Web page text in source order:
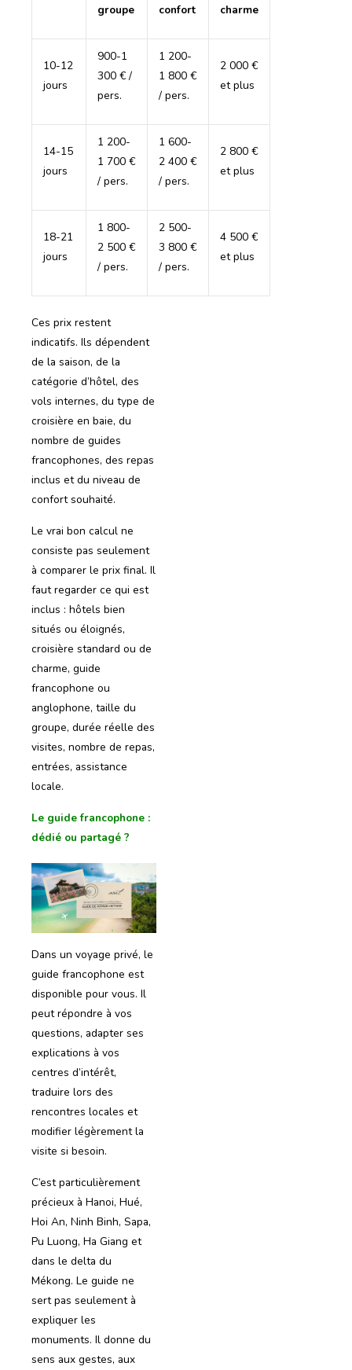
groupe confort charme
10-12
jours
900-1
300 € /
pers.
1 200-
1 800 €
/ pers.
2 000 €
et plus
14-15
jours
1 200-
1 700 €
/ pers.
1 600-
2 400 €
/ pers.
2 800 €
et plus
18-21
jours
1 800-
2 500 €
/ pers.
2 500-
3 800 €
/ pers.
4 500 €
et plus
Ces prix restent
indicatifs. Ils dépendent
de la saison, de la
catégorie d’hôtel, des
vols internes, du type de
croisière en baie, du
nombre de guides
francophones, des repas
inclus et du niveau de
confort souhaité.
Le vrai bon calcul ne
consiste pas seulement
à comparer le prix final. Il
faut regarder ce qui est
inclus : hôtels bien
situés ou éloignés,
croisière standard ou de
charme, guide
francophone ou
anglophone, taille du
groupe, durée réelle des
visites, nombre de repas,
entrées, assistance
locale.
Le guide francophone :
dédié ou partagé ?
Dans un voyage privé, le
guide francophone est
disponible pour vous. Il
peut répondre à vos
questions, adapter ses
explications à vos
centres d’intérêt,
traduire lors des
rencontres locales et
modifier légèrement la
visite si besoin.
C’est particulièrement
précieux à Hanoi, Hué,
Hoi An, Ninh Binh, Sapa,
Pu Luong, Ha Giang et
dans le delta du
Mékong. Le guide ne
sert pas seulement à
expliquer les
monuments. Il donne du
sens aux gestes, aux